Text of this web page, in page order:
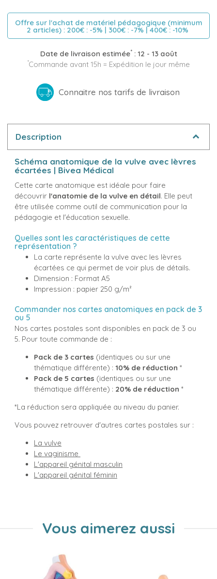
Offre sur l'achat de matériel pédagogique (minimum
2 articles) : 200€ : -5% | 300€ : -7% | 400€ : -10%
Date de livraison estimée*: 12 - 13 août
*Commande avant 15h = Expédition le jour même
Connaitre nos tarifs de livraison
Description
Schéma anatomique de la vulve avec lèvres
écartées | Bivea Médical
Cette carte anatomique est idéale pour faire
découvrir l'anatomie de la vulve en détail. Elle peut
être utilisée comme outil de communication pour la
pédagogie et l'éducation sexuelle.
Quelles sont les caractéristiques de cette
représentation ?
La carte représente la vulve avec les lèvres
écartées ce qui permet de voir plus de détails.
Dimension : Format A5
Impression : papier 250 g/m²
Commander nos cartes anatomiques en pack de 3
ou 5
Nos cartes postales sont disponibles en pack de 3 ou
5. Pour toute commande de :
Pack de 3 cartes (identiques ou sur une
thématique différente) : 10% de réduction *
Pack de 5 cartes (identiques ou sur une
thématique différente) : 20% de réduction *
*La réduction sera appliquée au niveau du panier.
Vous pouvez retrouver d'autres cartes postales sur :
La vulve
Le vaginisme
L'appareil génital masculin
L'appareil génital féminin
Vous aimerez aussi